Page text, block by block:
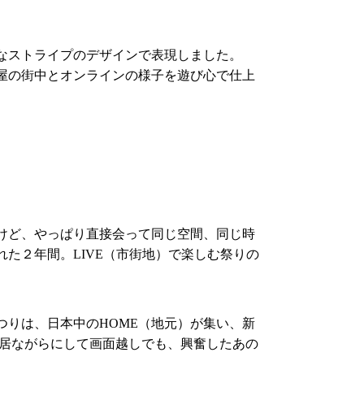
トライプのデザインで表現しました。
街中とオンラインの様子を遊び心で仕上
ど、やっぱり直接会って同じ空間、同じ時
た２年間。LIVE（市街地）で楽しむ祭りの
りは、日本中のHOME （地元）が集い、新
ながらにして画面越しでも、興奮したあの